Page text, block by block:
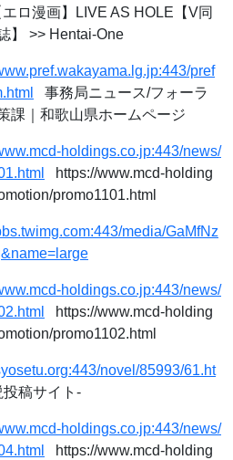
ロ漫画】LIVE AS HOLE【V同
】 >> Hentai-One
pref
事務局ニュース/フォーラ
課｜和歌山県ホームページ
holdings.co.jp:443/news/
https://www.mcd-holding
promo1101.html
media/GaMfNz
holdings.co.jp:443/news/
https://www.mcd-holding
promo1102.html
novel/85993/61.ht
稿サイト-
holdings.co.jp:443/news/
https://www.mcd-holding